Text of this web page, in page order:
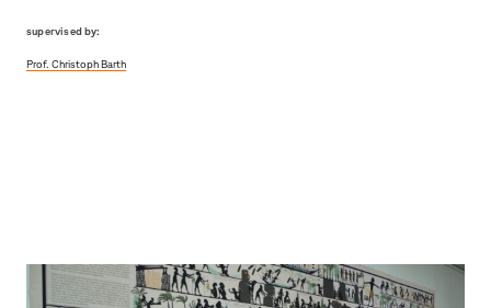
supervised by:
Prof. Christoph Barth